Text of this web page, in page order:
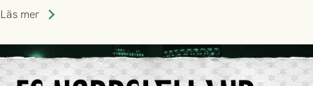
upphöra efter mindre än kvarten spelad. På lika mark visade
tennissiffror och det grönsvarta europaäventyret tog slut.
Läs mer